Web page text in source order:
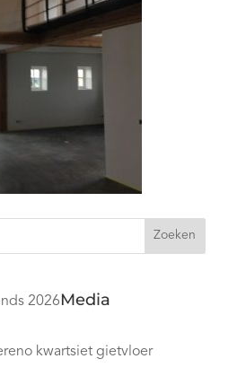
Zoeken
2026
kwartsiet gietvloer
Media